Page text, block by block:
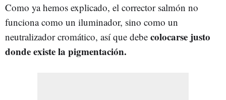
Como ya hemos explicado, el corrector salmón no
funciona como un iluminador, sino como un
neutralizador cromático, así que debe colocarse justo
donde existe la pigmentación.